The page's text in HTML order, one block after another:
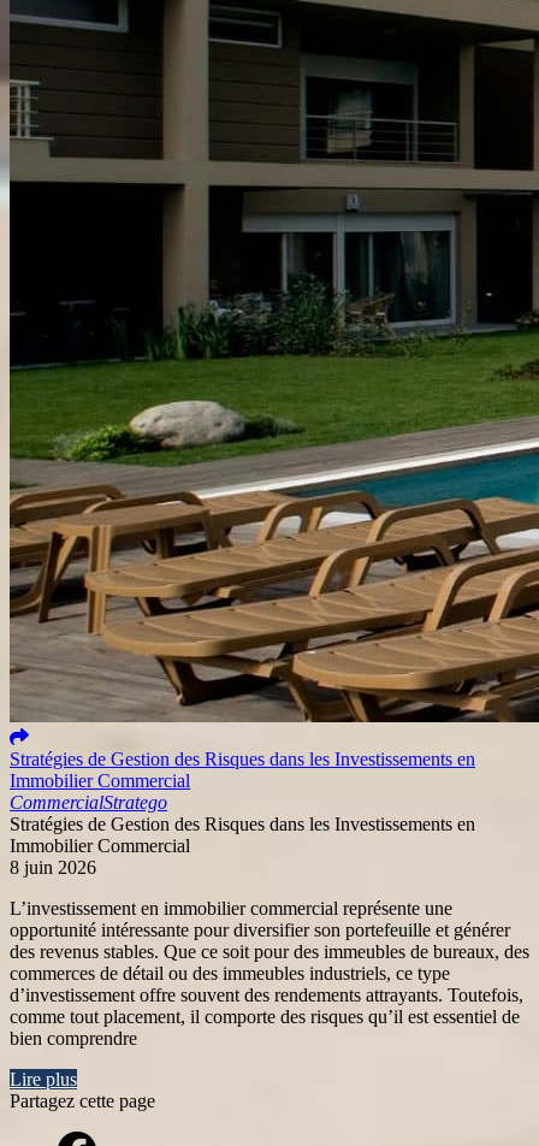
Stratégies de Gestion des Risques dans les Investissements en
Immobilier Commercial
CommercialStratego
Stratégies de Gestion des Risques dans les Investissements en
Immobilier Commercial
8 juin 2026
L’investissement en immobilier commercial représente une
opportunité intéressante pour diversifier son portefeuille et générer
des revenus stables. Que ce soit pour des immeubles de bureaux, des
commerces de détail ou des immeubles industriels, ce type
d’investissement offre souvent des rendements attrayants. Toutefois,
comme tout placement, il comporte des risques qu’il est essentiel de
bien comprendre
Lire plus
Partagez cette page